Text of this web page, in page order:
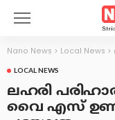
Nano News > Local News >
LOCAL NEWS
ലഹരി
വൈ എസ്